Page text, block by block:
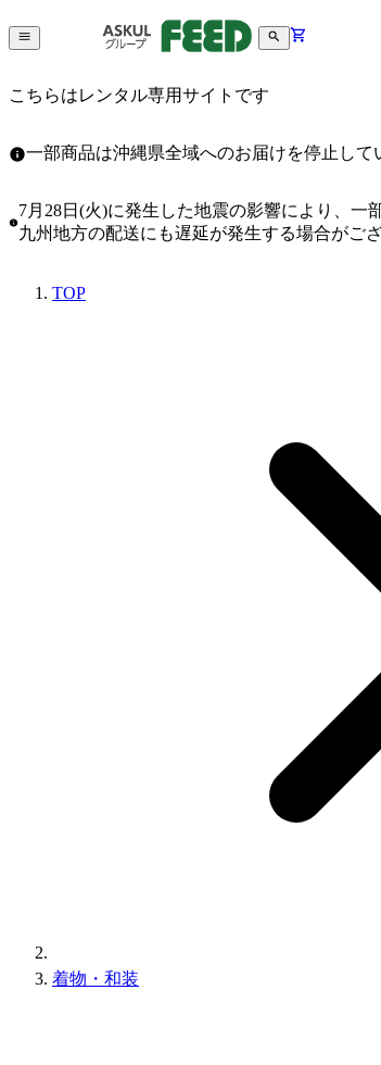
こちらはレンタル専用サイトです
一部商品は沖縄県全域へのお届けを停止して
7月28日(火)に発生した地震の影響により、一
九州地方の配送にも遅延が発生する場合がご
TOP
着物・和装